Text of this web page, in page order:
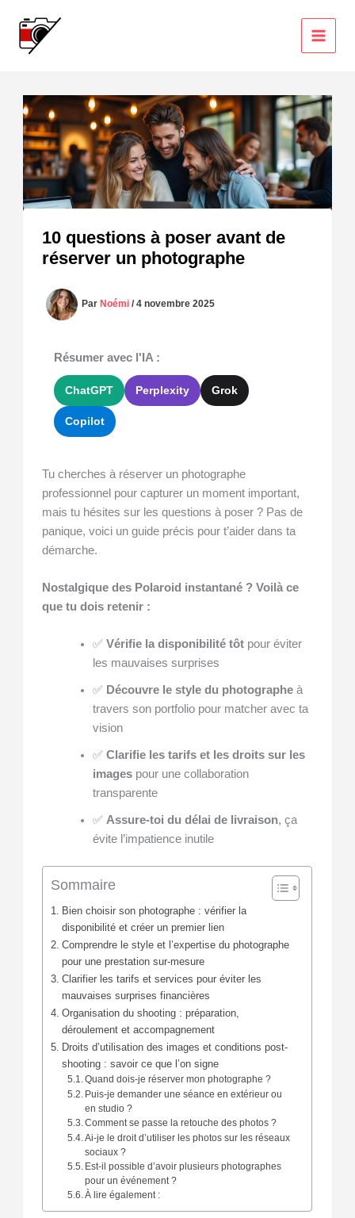
contenu
10 questions à poser avant de
réserver un photographe
ParNoémi/4 novembre 2025
Résumer avec l'IA :
ChatGPT Perplexity Grok
Copilot
Tu cherches à réserver un photographe
professionnel pour capturer un moment important,
mais tu hésites sur les questions à poser ? Pas de
panique, voici un guide précis pour t’aider dans ta
démarche.
Nostalgique des Polaroid instantané ? Voilà ce
que tu dois retenir :
✅ Vérifie la disponibilité tôtpour éviter
les mauvaises surprises
✅ Découvre le style du photographeà
travers son portfolio pour matcher avec ta
vision
✅ Clarifie les tarifs et les droits sur les
imagespour une collaboration
transparente
✅ Assure-toi du délai de livraison, ça
évite l’impatience inutile
Sommaire
Bien choisir son photographe : vérifier la
disponibilité et créer un premier lien
Comprendre le style et l’expertise du photographe
pour une prestation sur-mesure
Clarifier les tarifs et services pour éviter les
mauvaises surprises financières
Organisation du shooting : préparation,
déroulement et accompagnement
Droits d’utilisation des images et conditions post-
shooting : savoir ce que l’on signe
Quand dois-je réserver mon photographe ?
Puis-je demander une séance en extérieur ou
en studio ?
Comment se passe la retouche des photos ?
Ai-je le droit d’utiliser les photos sur les réseaux
sociaux ?
Est-il possible d’avoir plusieurs photographes
pour un événement ?
À lire également :